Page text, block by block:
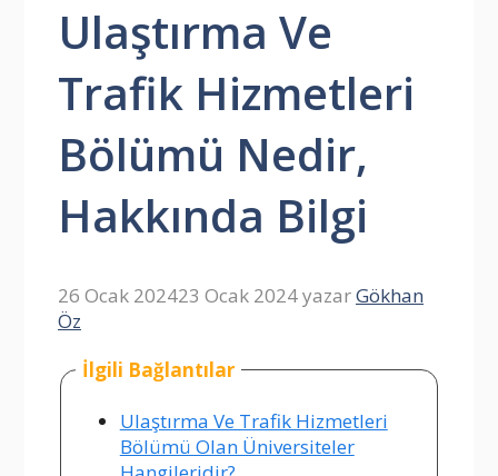
Ulaştırma Ve
Trafik Hizmetleri
Bölümü Nedir,
Hakkında Bilgi
26 Ocak 202423 Ocak 2024yazarGökhan
Öz
İlgili Bağlantılar
Ulaştırma Ve Trafik Hizmetleri
Bölümü Olan Üniversiteler